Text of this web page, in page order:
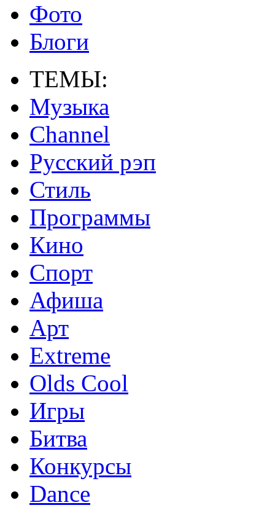
Фото
Блоги
ТЕМЫ:
Музыка
Channel
Русский рэп
Стиль
Программы
Кино
Спорт
Афиша
Арт
Extreme
Olds Cool
Игры
Битва
Конкурсы
Dance